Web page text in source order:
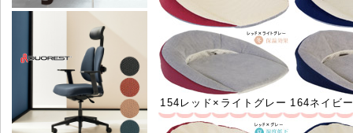
154レッド×ライトグレー 164ネイビ